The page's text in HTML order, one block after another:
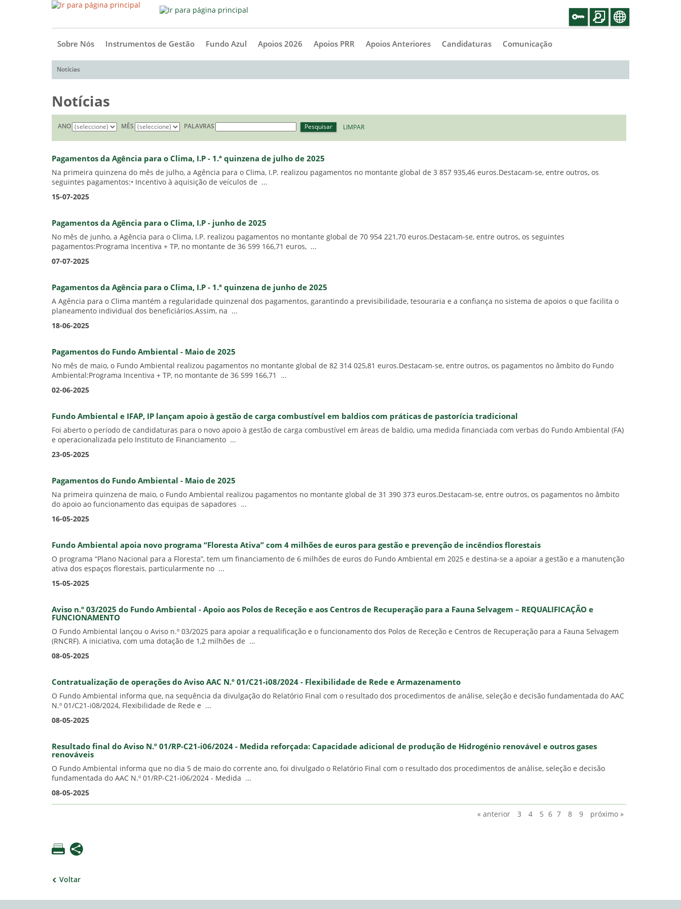
Sobre Nós Instrumentos de Gestão Fundo Azul Apoios 2026 Apoios PRR Apoios Anteriores Candidaturas Comunicação
Notícias
Notícias
ANO MÊS PALAVRAS Pesquisar LIMPAR
Pagamentos da Agência para o Clima, I.P - 1.ª quinzena de julho de 2025
Na primeira quinzena do mês de julho, a Agência para o Clima, I.P. realizou pagamentos no montante global de 3 857 935,46 euros.Destacam-se, entre outros, os
seguintes pagamentos:• Incentivo à aquisição de veículos de ...
15-07-2025
Pagamentos da Agência para o Clima, I.P - junho de 2025
No mês de junho, a Agência para o Clima, I.P. realizou pagamentos no montante global de 70 954 221,70 euros.Destacam-se, entre outros, os seguintes
pagamentos:Programa Incentiva + TP, no montante de 36 599 166,71 euros, ...
07-07-2025
Pagamentos da Agência para o Clima, I.P - 1.ª quinzena de junho de 2025
A Agência para o Clima mantém a regularidade quinzenal dos pagamentos, garantindo a previsibilidade, tesouraria e a confiança no sistema de apoios o que facilita o
planeamento individual dos beneficiários.Assim, na ...
18-06-2025
Pagamentos do Fundo Ambiental - Maio de 2025
No mês de maio, o Fundo Ambiental realizou pagamentos no montante global de 82 314 025,81 euros.Destacam-se, entre outros, os pagamentos no âmbito do Fundo
Ambiental:Programa Incentiva + TP, no montante de 36 599 166,71 ...
02-06-2025
Fundo Ambiental e IFAP, IP lançam apoio à gestão de carga combustível em baldios com práticas de pastorícia tradicional
Foi aberto o período de candidaturas para o novo apoio à gestão de carga combustível em áreas de baldio, uma medida financiada com verbas do Fundo Ambiental (FA)
e operacionalizada pelo Instituto de Financiamento ...
23-05-2025
Pagamentos do Fundo Ambiental - Maio de 2025
Na primeira quinzena de maio, o Fundo Ambiental realizou pagamentos no montante global de 31 390 373 euros.Destacam-se, entre outros, os pagamentos no âmbito
do apoio ao funcionamento das equipas de sapadores ...
16-05-2025
Fundo Ambiental apoia novo programa “Floresta Ativa” com 4 milhões de euros para gestão e prevenção de incêndios florestais
O programa “Plano Nacional para a Floresta”, tem um financiamento de 6 milhões de euros do Fundo Ambiental em 2025 e destina-se a apoiar a gestão e a manutenção
ativa dos espaços florestais, particularmente no ...
15-05-2025
Aviso n.º 03/2025 do Fundo Ambiental - Apoio aos Polos de Receção e aos Centros de Recuperação para a Fauna Selvagem – REQUALIFICAÇÃO e
FUNCIONAMENTO
O Fundo Ambiental lançou o Aviso n.º 03/2025 para apoiar a requalificação e o funcionamento dos Polos de Receção e Centros de Recuperação para a Fauna Selvagem
(RNCRF). A iniciativa, com uma dotação de 1,2 milhões de ...
08-05-2025
Contratualização de operações do Aviso AAC N.º 01/C21-i08/2024 - Flexibilidade de Rede e Armazenamento
O Fundo Ambiental informa que, na sequência da divulgação do Relatório Final com o resultado dos procedimentos de análise, seleção e decisão fundamentada do AAC
N.º 01/C21-i08/2024, Flexibilidade de Rede e ...
08-05-2025
Resultado final do Aviso N.º 01/RP-C21-i06/2024 - Medida reforçada: Capacidade adicional de produção de Hidrogénio renovável e outros gases
renováveis
O Fundo Ambiental informa que no dia 5 de maio do corrente ano, foi divulgado o Relatório Final com o resultado dos procedimentos de análise, seleção e decisão
fundamentada do AAC N.º 01/RP-C21-i06/2024 - Medida ...
08-05-2025
« anterior 3 4 5 6 7 8 9 próximo »
Voltar